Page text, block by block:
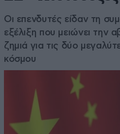
Οι επενδυτές είδαν τη
εξέλιξη που μειώνει την
ζημιά για τις δύο
κόσμου